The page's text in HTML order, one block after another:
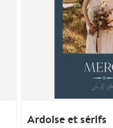
Ardoise et sérifs